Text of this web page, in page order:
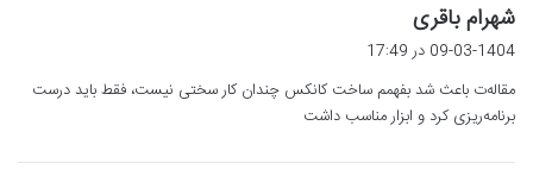
شهرام باقری
ف
ت
:
09-03-1404 در 17:49
مقاله‌ت باعث شد بفهمم ساخت کانکس چندان کار سختی نیست، فقط باید درست
برنامه‌ریزی کرد و ابزار مناسب داشت